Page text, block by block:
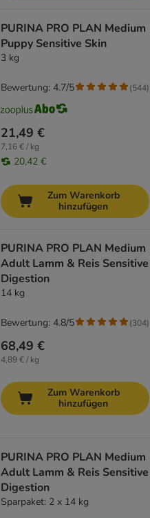
PURINA PRO PLAN Medium
Puppy Sensitive Skin
3 kg
21,49 €
7,16 € / kg
20,42 €
Bewertung: 4.7/5 (544)
Zum Warenkorb
hinzufügen
PURINA PRO PLAN Medium
Adult Lamm & Reis Sensitive
Digestion
14 kg
68,49 €
4,89 € / kg
Bewertung: 4.8/5 (304)
Zum Warenkorb
hinzufügen
PURINA PRO PLAN Medium
Adult Lamm & Reis Sensitive
Digestion
Sparpaket: 2 x 14 kg